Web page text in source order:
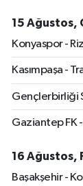
15 Ağustos,
Konyaspor -
Kasımpaşa -
Gençlerbirliği
Gaziantep FK
16 Ağustos,
Başakşehir -